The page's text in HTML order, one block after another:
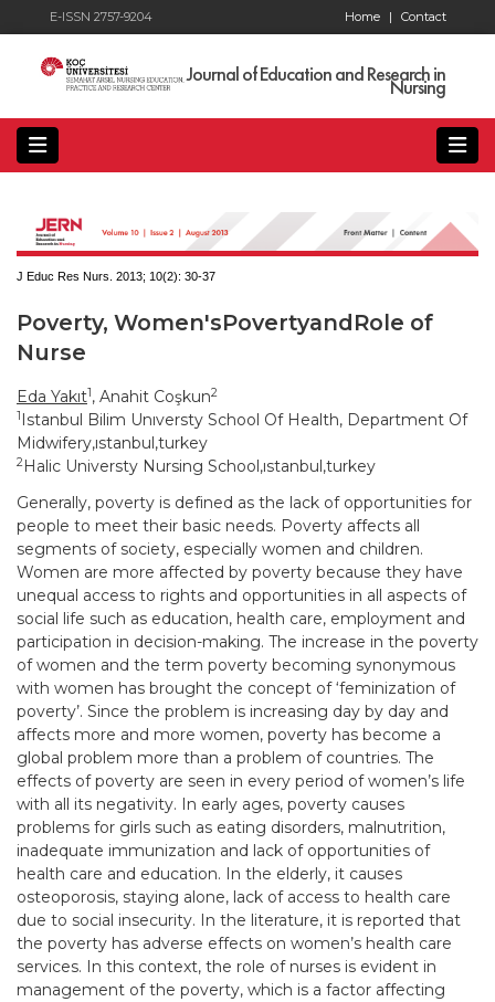
E-ISSN 2757-9204 Contact
Home |
Journal of Education and Research in
Nursing
J Educ Res Nurs. 2013; 10(2): 30-37
Poverty, Women'sPovertyandRole of
Nurse
Eda Yakıt1, Anahit Coşkun2
1 Istanbul Bilim Unıversty School Of Health, Department Of
Midwifery,ıstanbul,turkey
2Halic Universty Nursing School,ıstanbul,turkey
Generally, poverty is defined as the lack of opportunities for
people to meet their basic needs. Poverty affects all
segments of society, especially women and children.
Women are more affected by poverty because they have
unequal access to rights and opportunities in all aspects of
social life such as education, health care, employment and
participation in decision-making. The increase in the poverty
of women and the term poverty becoming synonymous
with women has brought the concept of ‘feminization of
poverty’. Since the problem is increasing day by day and
affects more and more women, poverty has become a
global problem more than a problem of countries. The
effects of poverty are seen in every period of women’s life
with all its negativity. In early ages, poverty causes
problems for girls such as eating disorders, malnutrition,
inadequate immunization and lack of opportunities of
health care and education. In the elderly, it causes
osteoporosis, staying alone, lack of access to health care
due to social insecurity. In the literature, it is reported that
the poverty has adverse effects on women’s health care
services. In this context, the role of nurses is evident in
management of the poverty, which is a factor affecting